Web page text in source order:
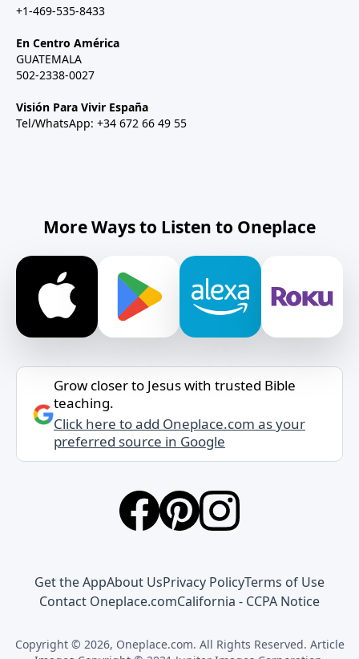
+1-469-535-8433
En Centro América
GUATEMALA
502-2338-0027
Visión Para Vivir España
Tel/WhatsApp: +34 672 66 49 55
More Ways to Listen to Oneplace
Grow closer to Jesus with trusted Bible
teaching.
Click here to add Oneplace.com as your
preferred source in Google
Get the AppAbout UsPrivacy PolicyTerms of Use
Contact Oneplace.comCalifornia - CCPA Notice
Copyright © 2026, Oneplace.com. All Rights Reserved. Article